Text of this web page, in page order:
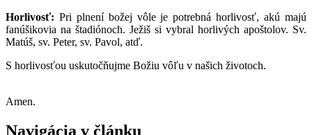
Horlivosť: Pri plnení božej vôle je potrebná horlivosť, akú majú
fanúšikovia na štadiónoch. Ježiš si vybral horlivých apoštolov. Sv.
Matúš, sv. Peter, sv. Pavol, atď.
S horlivosťou uskutočňujme Božiu vôľu v našich životoch.
Amen.
Navigácia v článku